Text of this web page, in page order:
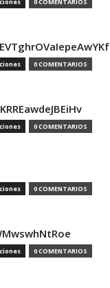
0 COMENTARIOS
0 COMENTARIOS
0 COMENTARIOS
0 COMENTARIOS